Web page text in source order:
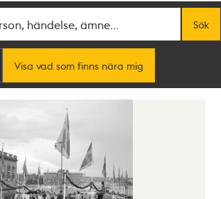
Sök
Visa vad som finns nära mig